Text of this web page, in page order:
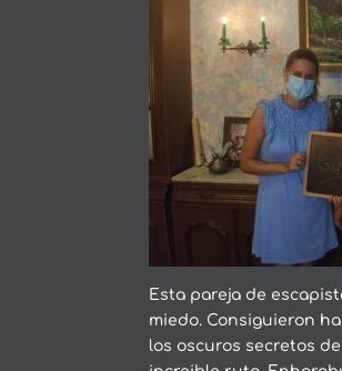
Esta pareja de
miedo. Consiguieron
los oscuros secretos